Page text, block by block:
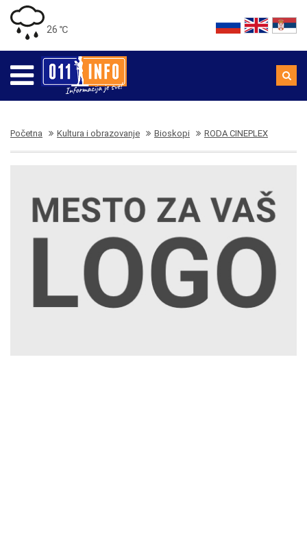
26 ℃
Početna Kultura i obrazovanje Bioskopi RODA CINEPLEX